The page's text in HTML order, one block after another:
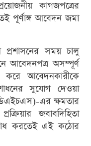
কাগজপত্রের
পূর্ণাঙ্গ আবেদন জমা
প্রশাসনের সময় চালু
আবেদনপত্র অসম্পূর্ণ
করে আবেদনকারীকে
সুযোগ দেওয়া
এর ক্ষমতার
জবাবদিহিতা
করতেই এই কঠোর